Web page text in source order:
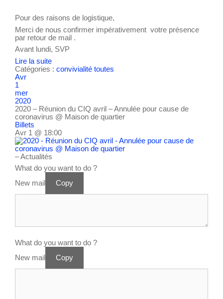
Pour des raisons de logistique,
Merci de nous confirmer impérativement votre présence
par retour de mail .
Avant lundi, SVP
Lire la suite
Catégories : convivialité toutes
Avr
1
mer
2020
2020 – Réunion du CIQ avril – Annulée pour cause de
coronavirus @ Maison de quartier
Billets
Avr 1 @ 18:00
– Actualités
What do you want to do ?
New mail
Copy
What do you want to do ?
New mail
Copy